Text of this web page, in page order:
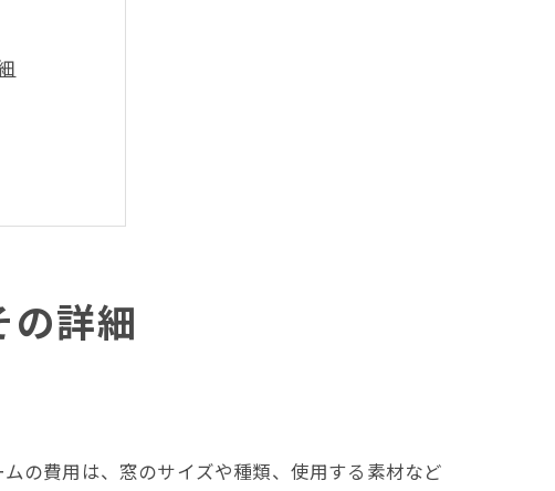
イド
の詳細
の費用は、窓のサイズや種類、使用する素材など